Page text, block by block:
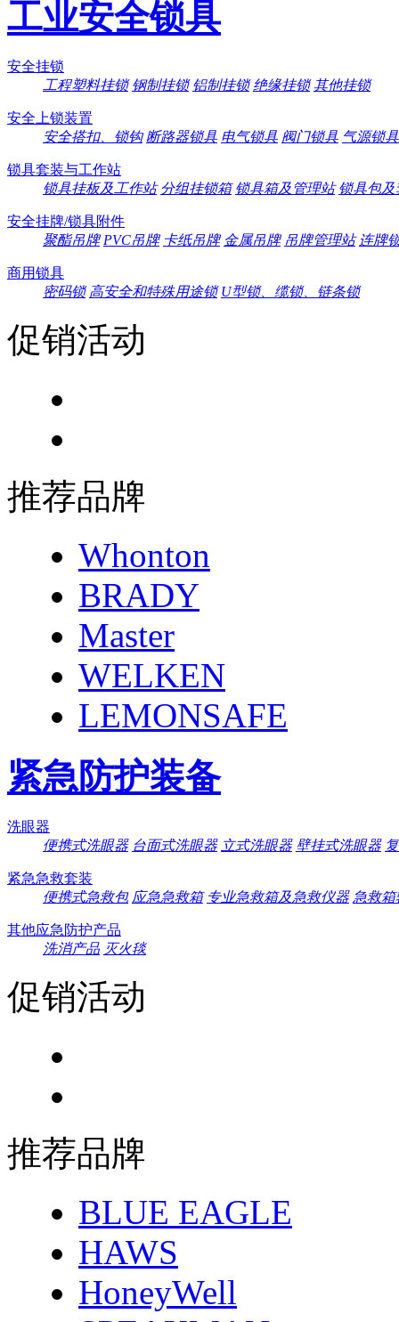
工业安全锁具
安全挂锁
工程塑料挂锁 钢制挂锁 铝制挂锁 绝缘挂锁 其他挂锁
安全上锁装置
安全搭扣、锁钩 断路器锁具 电气锁具 阀门锁具 气源锁具
锁具套装与工作站
锁具挂板及工作站 分组挂锁箱 锁具箱及管理站 锁具包及
安全挂牌/锁具附件
聚酯吊牌 PVC吊牌 卡纸吊牌 金属吊牌 吊牌管理站 连牌
商用锁具
密码锁 高安全和特殊用途锁 U型锁、缆锁、链条锁
促销活动
推荐品牌
Whonton
BRADY
Master
WELKEN
LEMONSAFE
紧急防护装备
洗眼器
便携式洗眼器 台面式洗眼器 立式洗眼器 壁挂式洗眼器
紧急急救套装
便携式急救包 应急急救箱 专业急救箱及急救仪器 急救箱
其他应急防护产品
洗消产品 灭火毯
促销活动
推荐品牌
BLUE EAGLE
HAWS
HoneyWell